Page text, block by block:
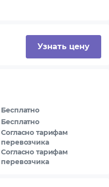
Узнать цену
Бесплатно
Бесплатно
Согласно тарифам
перевозчика
Согласно тарифам
перевозчика